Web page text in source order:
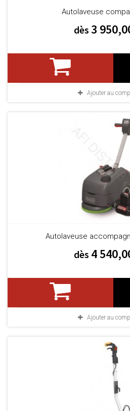
Autolaveuse
dès 3
Ajouter au
Autolaveuse
dès 4
Ajouter au